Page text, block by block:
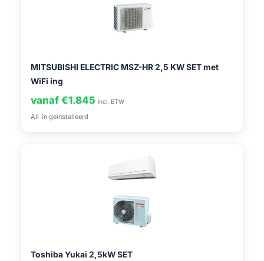
MITSUBISHI ELECTRIC MSZ-HR 2,5 KW SET met
WiFi ing
vanaf €1.845 incl. BTW
All-in geïnstalleerd
Toshiba Yukai 2,5kW SET